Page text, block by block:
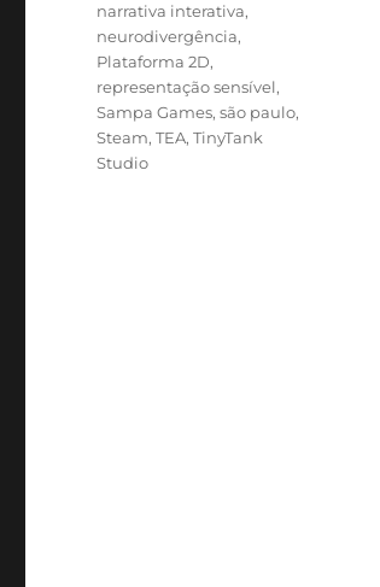
narrativa interativa,
neurodivergência,
Plataforma 2D,
representação sensível,
Sampa Games,são paulo,
Steam,TEA,TinyTank
Studio